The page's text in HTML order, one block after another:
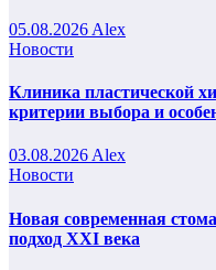
05.08.2026 Alex
Новости
Клиника пластической
критерии выбора и
03.08.2026 Alex
Новости
Новая современная
подход XXI века